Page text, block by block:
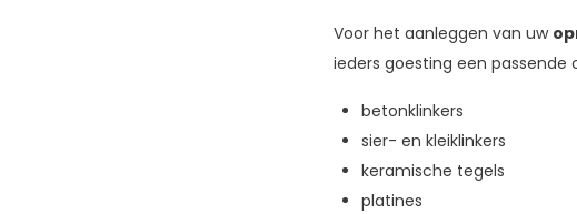
Voor het aanleggen van uw
ieders goesting een passende
betonklinkers
sier- en kleiklinkers
keramische tegels
platines